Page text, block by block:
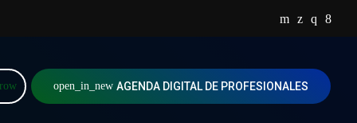
open_in_new AGENDA DIGITAL DE PROFESIONALES